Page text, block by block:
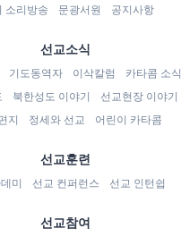
소리방송
문광서원 공지사항
선교소식
기도동역자 이삭칼럼
카타콤 소식
북한성도 이야기
선교현장 이야기
지
정세와 선교 어린이 카타콤
선교훈련
미 선교 컨퍼런스 선교 인턴쉽
선교참여